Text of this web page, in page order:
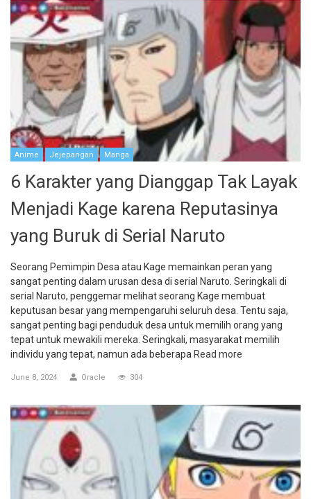
Anime Jejepangan Manga
6 Karakter yang Dianggap Tak Layak
Menjadi Kage karena Reputasinya
yang Buruk di Serial Naruto
Seorang Pemimpin Desa atau Kage memainkan peran yang
sangat penting dalam urusan desa di serial Naruto. Seringkali di
serial Naruto, penggemar melihat seorang Kage membuat
keputusan besar yang mempengaruhi seluruh desa. Tentu saja,
sangat penting bagi penduduk desa untuk memilih orang yang
tepat untuk mewakili mereka. Seringkali, masyarakat memilih
individu yang tepat, namun ada beberapa Read more
June 8, 2024 Oracle 304